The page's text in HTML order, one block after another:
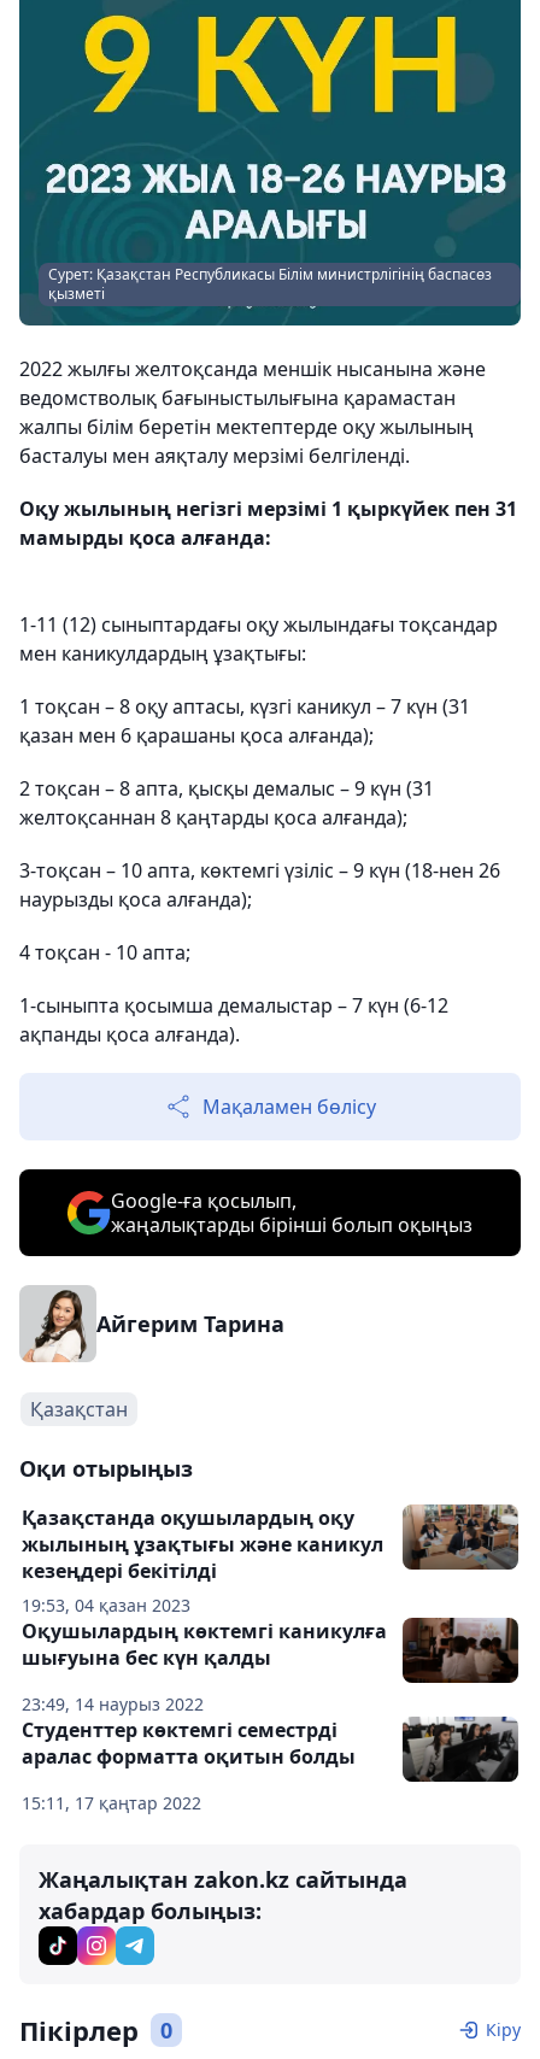
Сурет: Қазақстан Республикасы Білім министрлігінің баспасөз
қызметі
2022 жылғы желтоқсанда меншік нысанына және
ведомстволық бағыныстылығына қарамастан
жалпы білім беретін мектептерде оқу жылының
басталуы мен аяқталу мерзімі белгіленді.
Оқу жылының негізгі мерзімі 1 қыркүйек пен 31
мамырды қоса алғанда:
1-11 (12) сыныптардағы оқу жылындағы тоқсандар
мен каникулдардың ұзақтығы:
1 тоқсан – 8 оқу аптасы, күзгі каникул – 7 күн (31
қазан мен 6 қарашаны қоса алғанда);
2 тоқсан – 8 апта, қысқы демалыс – 9 күн (31
желтоқсаннан 8 қаңтарды қоса алғанда);
3-тоқсан – 10 апта, көктемгі үзіліс – 9 күн (18-нен 26
наурызды қоса алғанда);
4 тоқсан - 10 апта;
1-сыныпта қосымша демалыстар – 7 күн (6-12
ақпанды қоса алғанда).
Мақаламен бөлісу
Google-ға қосылып,
жаңалықтарды бірінші болып оқыңыз
Айгерим Тарина
Қазақстан
Оқи отырыңыз
19:53, 04 қазан 2023
Қазақстанда оқушылардың оқу
жылының ұзақтығы және каникул
кезеңдері бекітілді
23:49, 14 наурыз 2022
Оқушылардың көктемгі каникулға
шығуына бес күн қалды
15:11, 17 қаңтар 2022
Студенттер көктемгі семестрді
аралас форматта оқитын болды
Жаңалықтан zakon.kz сайтында
хабардар болыңыз:
Пікірлер 0 Кіру